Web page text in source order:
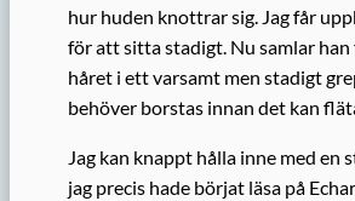
hur huden knottrar sig. Jag får
för att sitta stadigt. Nu samlar
håret i ett varsamt men stadigt
behöver borstas innan det kan
Jag kan knappt hålla inne med en
jag precis hade börjat läsa på